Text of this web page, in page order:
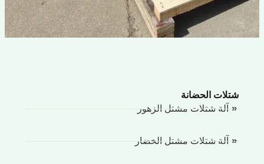
الحضانة
آلة شتلات مشتل الزهور
آلة شتلات مشتل الخضار